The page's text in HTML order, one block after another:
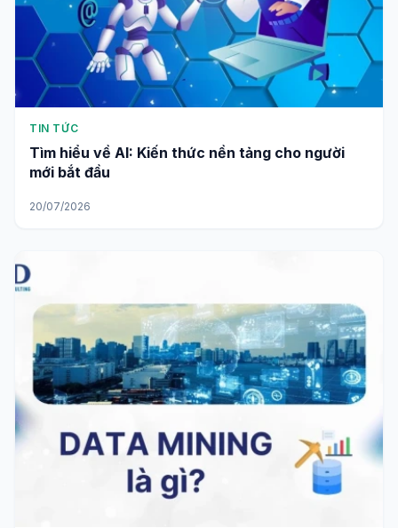
TIN TỨC
Tìm hiểu về AI: Kiến thức nền tảng cho người
mới bắt đầu
20/07/2026